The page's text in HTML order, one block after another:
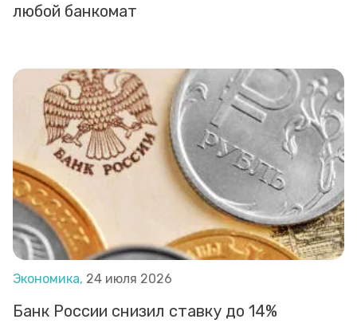
любой банкомат
Экономика, 24 июля 2026
Банк России снизил ставку до 14%